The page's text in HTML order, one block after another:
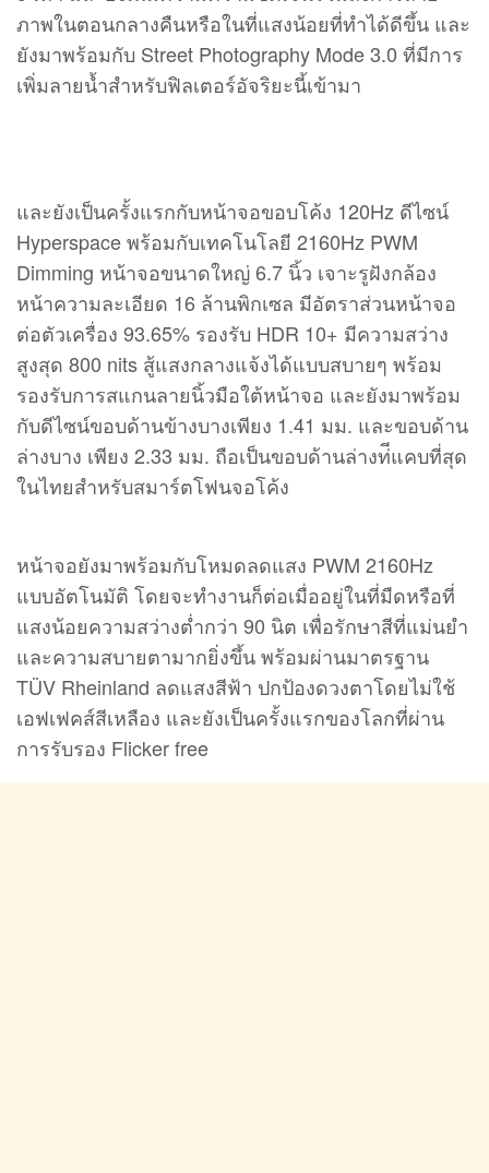
ภาพในตอนกลางคืนหรือในที่แสงน้อยที่ทำได้ดีขึ้น และ
ยังมาพร้อมกับ Street Photography Mode 3.0 ที่มีการ
เพิ่มลายน้ำสำหรับฟิลเตอร์อัจริยะนี้เข้ามา
และยังเป็นครั้งแรกกับหน้าจอขอบโค้ง 120Hz ดีไซน์
Hyperspace พร้อมกับเทคโนโลยี 2160Hz PWM
Dimming หน้าจอขนาดใหญ่ 6.7 นิ้ว เจาะรูฝังกล้อง
หน้าความละเอียด 16 ล้านพิกเซล มีอัตราส่วนหน้าจอ
ต่อตัวเครื่อง 93.65% รองรับ HDR 10+ มีความสว่าง
สูงสุด 800 nits สู้แสงกลางแจ้งได้แบบสบายๆ พร้อม
รองรับการสแกนลายนิ้วมือใต้หน้าจอ และยังมาพร้อม
กับดีไซน์ขอบด้านข้างบางเพียง 1.41 มม. และขอบด้าน
ล่างบาง เพียง 2.33 มม. ถือเป็นขอบด้านล่างท่ีแคบที่สุด
ในไทยสำหรับสมาร์ตโฟนจอโค้ง
หน้าจอยังมาพร้อมกับโหมดลดแสง PWM 2160Hz
แบบอัตโนมัติ โดยจะทำงานก็ต่อเมื่ออยู่ในที่มืดหรือที่
แสงน้อยความสว่างต่ำกว่า 90 นิต เพื่อรักษาสีที่แม่นยำ
และความสบายตามากยิ่งขึ้น พร้อมผ่านมาตรฐาน
TÜV Rheinland ลดแสงสีฟ้า ปกป้องดวงตาโดยไม่ใช้
เอฟเฟคส์สีเหลือง และยังเป็นครั้งแรกของโลกที่ผ่าน
การรับรอง Flicker free